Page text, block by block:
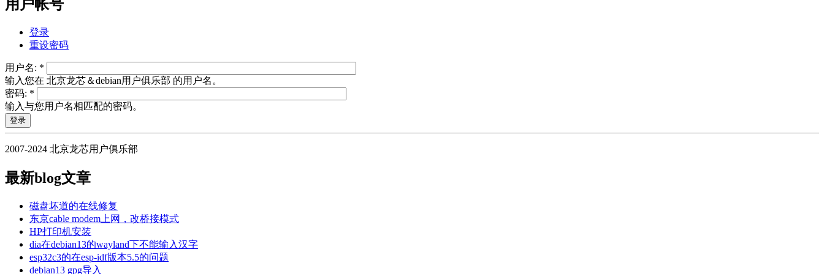
用户帐号
登录
重设密码
用户名: *
输入您在 北京龙芯＆debian用户俱乐部 的用户名。
密码: *
输入与您用户名相匹配的密码。
2007-2024 北京龙芯用户俱乐部
最新blog文章
磁盘坏道的在线修复
东京cable modem上网，改桥接模式
HP打印机安装
dia在debian13的wayland下不能输入汉字
esp32c3的在esp-idf版本5.5的问题
debian13 gpg导入